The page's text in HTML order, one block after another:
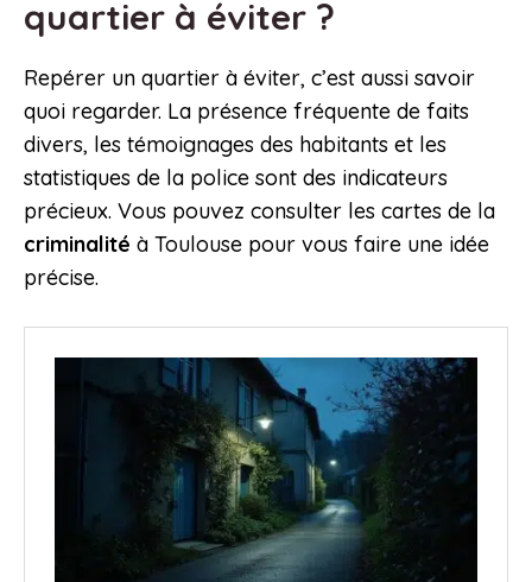
quartier à éviter ?
Repérer un quartier à éviter, c’est aussi savoir
quoi regarder. La présence fréquente de faits
divers, les témoignages des habitants et les
statistiques de la police sont des indicateurs
précieux. Vous pouvez consulter les cartes de la
criminalité à Toulouse pour vous faire une idée
précise.